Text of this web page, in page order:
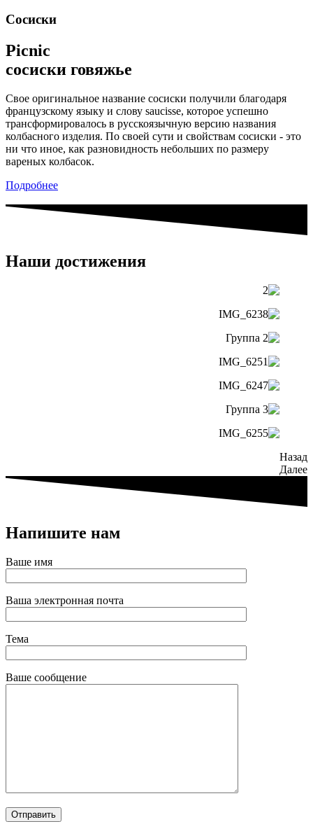
Сосиски
Picnic
сосиски говяжье
Свое оригинальное название сосиски получили благодаря
французскому языку и слову saucisse, которое успешно
трансформировалось в русскоязычную версию названия
колбасного изделия. По своей сути и свойствам сосиски - это
ни что иное, как разновидность небольших по размеру
вареных колбасок.
Подробнее
Наши достижения
Назад
Далее
Напишите нам
Ваше имя
Ваша электронная почта
Тема
Ваше сообщение